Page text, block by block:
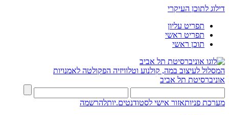
דילוג לתוכן העיקרי
תפריט עליון
תפריט ראשי
תוכן ראשי
המסלול לעיצוב במה, קולנוע וטלוויזיה הפקולטה לאמנויות
אוניברסיטת תל אביב
מערכת פניותאזור אישי לסטודנטים.יותלהרשמה